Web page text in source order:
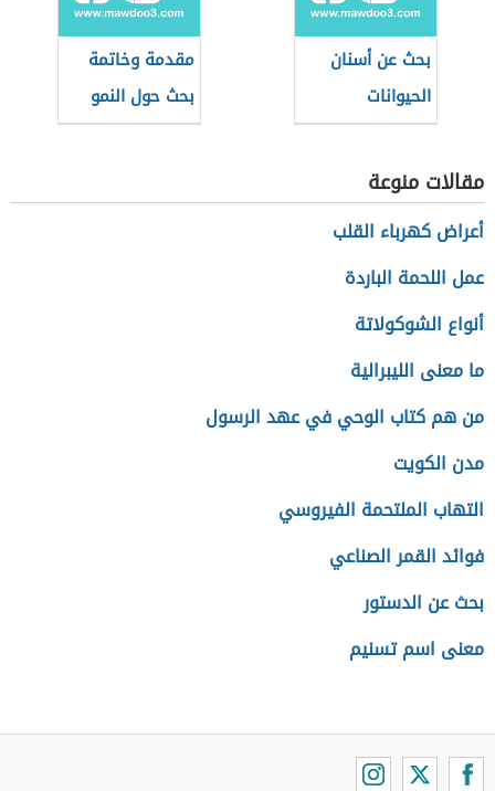
بحث عن أسنان
الحيوانات
مقدمة وخاتمة
بحث حول النمو
الاقتصادي
مقالات منوعة
أعراض كهرباء القلب
عمل اللحمة الباردة
أنواع الشوكولاتة
ما معنى الليبرالية
من هم كتاب الوحي في عهد الرسول
مدن الكويت
التهاب الملتحمة الفيروسي
فوائد القمر الصناعي
بحث عن الدستور
معنى اسم تسنيم